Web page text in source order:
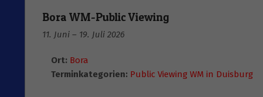
Bora WM-Public Viewing
11. Juni – 19. Juli 2026
Ort: Bora
Terminkategorien: Public Viewing WM in Duisburg